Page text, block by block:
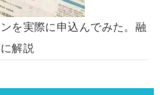
を実際に申込んでみた。融
解説